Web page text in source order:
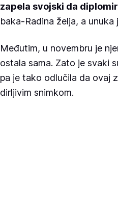
zapela svojski da
baka-Radina želja, a
Međutim, u novembru je
ostala sama. Zato je svaki
pa je tako odlučila da ovaj
dirljivim snimkom.